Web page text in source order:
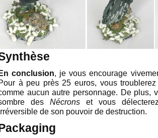
En conclusion, je vous encourage
à peu près 25 euros, vous
aucun autre personnage. De plus,
des Nécrons et vous
de son pouvoir de destruction.